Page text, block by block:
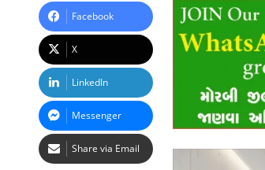
Facebook
X
LinkedIn
Messenger
Share via Email